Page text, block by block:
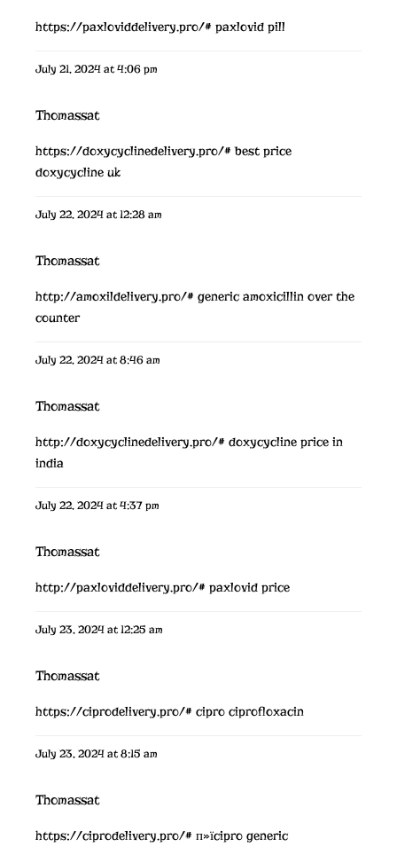
https://paxloviddelivery.pro/# paxlovid pill
July 21, 2024 at 4:06 pm
Thomassat
https://doxycyclinedelivery.pro/# best price
doxycycline uk
July 22, 2024 at 12:28 am
Thomassat
http://amoxildelivery.pro/# generic amoxicillin over the
counter
July 22, 2024 at 8:46 am
Thomassat
http://doxycyclinedelivery.pro/# doxycycline price in
india
July 22, 2024 at 4:37 pm
Thomassat
http://paxloviddelivery.pro/# paxlovid price
July 23, 2024 at 12:25 am
Thomassat
https://ciprodelivery.pro/# cipro ciprofloxacin
July 23, 2024 at 8:15 am
Thomassat
https://ciprodelivery.pro/# п»їcipro generic